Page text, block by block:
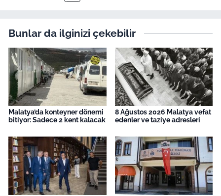
Bunlar da ilginizi çekebilir
Malatya’da konteyner dönemi
bitiyor: Sadece 2 kent kalacak
8 Ağustos 2026 Malatya vefat
edenler ve taziye adresleri